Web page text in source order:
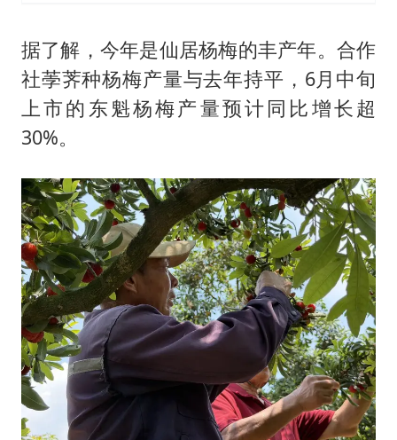
据了解，今年是仙居杨梅的丰产年。合作
社荸荠种杨梅产量与去年持平，6月中旬
上市的东魁杨梅产量预计同比增长超
30%。